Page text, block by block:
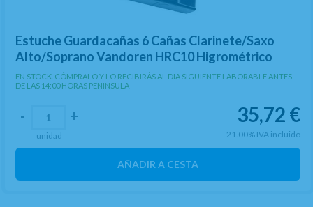
Estuche Guardacañas 6 Cañas Clarinete/Saxo
Alto/Soprano Vandoren HRC10 Higrométrico
EN STOCK. CÓMPRALO Y LO RECIBIRÁS AL DIA SIGUIENTE LABORABLE ANTES
DE LAS 14:00 HORAS PENINSULA
35,72 €
21.00% IVA incluido
- +
unidad
AÑADIR A CESTA